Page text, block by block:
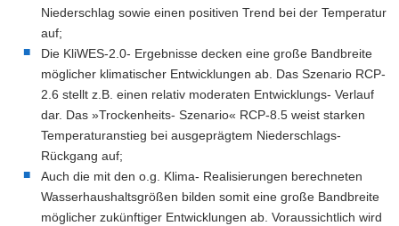
Niederschlag sowie einen positiven Trend bei der Temperatur
auf;
Die KliWES-2.0- Ergebnisse decken eine große Bandbreite
möglicher klimatischer Entwicklungen ab. Das Szenario RCP-
2.6 stellt z.B. einen relativ moderaten Entwicklungs- Verlauf
dar. Das »Trockenheits- Szenario« RCP-8.5 weist starken
Temperaturanstieg bei ausgeprägtem Niederschlags-
Rückgang auf;
Auch die mit den o.g. Klima- Realisierungen berechneten
Wasserhaushaltsgrößen bilden somit eine große Bandbreite
möglicher zukünftiger Entwicklungen ab. Voraussichtlich wird